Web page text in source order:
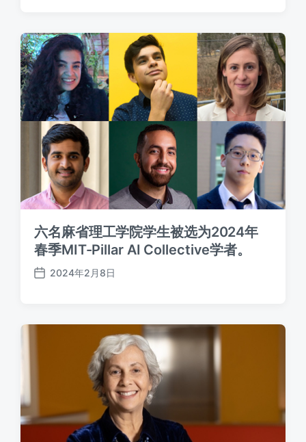
期
六名麻省理工学院学生被选为2024年
春季MIT-Pillar AI Collective学者。
发
期
2024年2月8日